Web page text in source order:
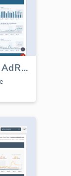
Plantilla de métricas de AdRoll (Informe)